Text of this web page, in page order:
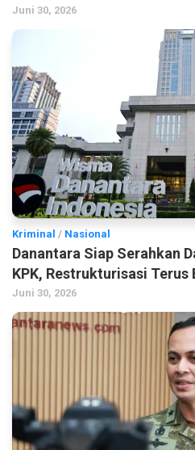
Juni 30, 2026
Kriminal / Nasional
Danantara Siap Serahkan
KPK, Restrukturisasi Terus
Juni 30, 2026